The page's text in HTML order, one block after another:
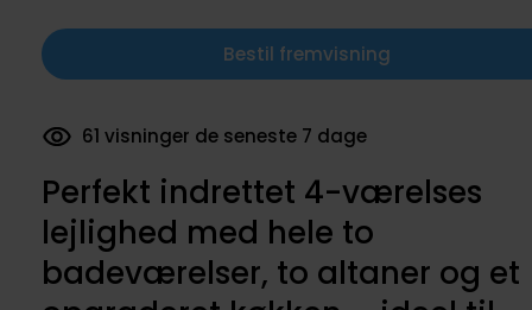
Bestil fremvisning
61 visninger de seneste 7 dage
Perfekt indrettet 4-værelses
lejlighed med hele to
badeværelser, to altaner og et